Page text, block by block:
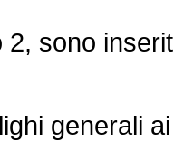
sono
generali